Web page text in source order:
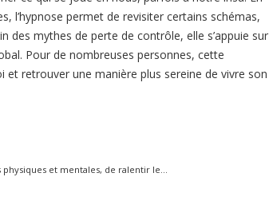
l’hypnose permet de revisiter certains schémas,
des mythes de perte de contrôle, elle s’appuie sur
Pour de nombreuses personnes, cette
retrouver une manière plus sereine de vivre son
et mentales, de ralentir le...